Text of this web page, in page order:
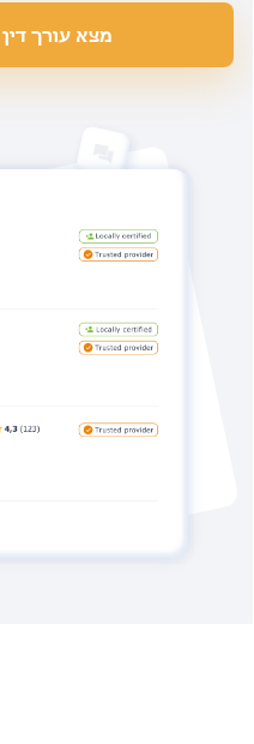
מצא עורך